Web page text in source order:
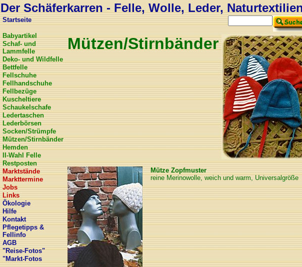
Der Schäferkarren - Felle, Wolle, Leder,
Startseite
Babyartikel
Schaf- und
Lammfelle
Deko- und Wildfelle
Bettfelle
Fellschuhe
Fellhandschuhe
Fellbezüge
Kuscheltiere
Schaukelschafe
Ledertaschen
Lederbörsen
Socken/Strümpfe
Mützen/Stirnbänder
Hemden
II-Wahl Felle
Restposten
Marktstände
Markttermine
Jobs
Links
Ökologie
Hilfe
Kontakt
Pflegetipps &
Fellinfo
AGB
"Reise-Fotos"
"Markt-Fotos
Mützen/Stirnbänder
Mütze Zopfmuster
reine Merinowolle, weich und warm, Universalgröße